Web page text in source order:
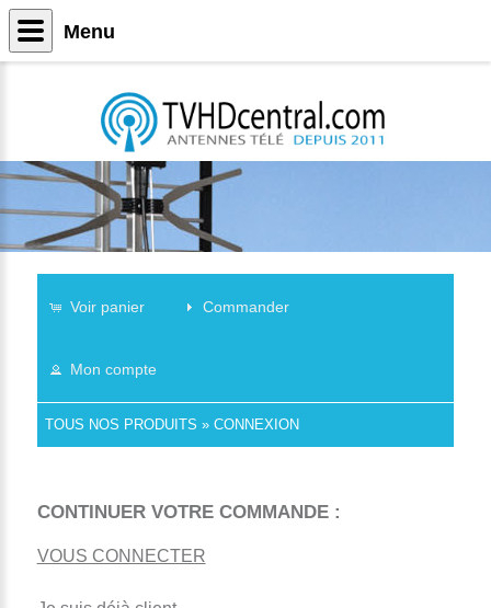
Voir panier Commander
Mon compte
TOUS NOS PRODUITS » CONNEXION
CONTINUER VOTRE COMMANDE :
VOUS CONNECTER
Menu